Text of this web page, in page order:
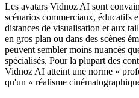
Les avatars Vidnoz AI sont
scénarios commerciaux, éducatifs
distances de visualisation et aux
en gros plan ou dans des scènes
peuvent sembler moins nuancés
spécialisés. Pour la plupart des
Vidnoz AI atteint une norme «
qu'un « réalisme